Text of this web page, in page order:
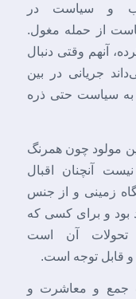
و سیاست در
از حمله مغول.
آنهم وقتی دنبال
جریانی در بین
به سیاست حتی ذره
مولود چون همرنگ
آنچنان اقبال
زمینی و از جنس
بود و برای کسی که
آن است
و قابل توجه است.
جمع و معاشرت و